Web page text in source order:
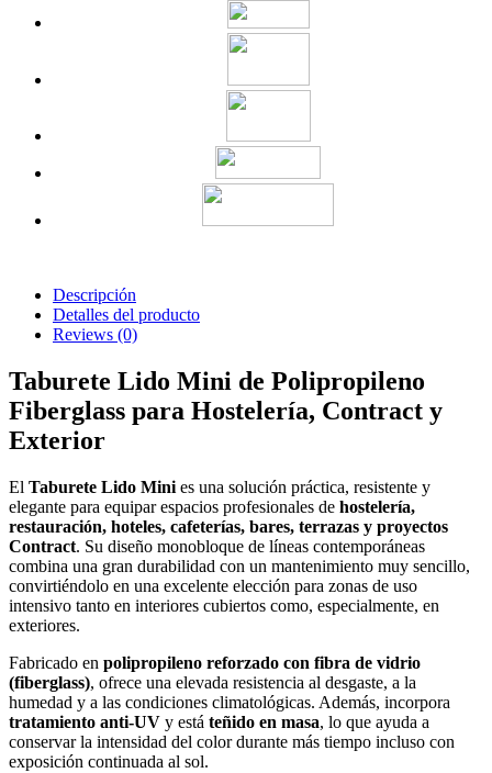
Descripción
Detalles del producto
Reviews (0)
Taburete Lido Mini de Polipropileno
Fiberglass para Hostelería, Contract y
Exterior
El Taburete Lido Mini es una solución práctica, resistente y
elegante para equipar espacios profesionales de hostelería,
restauración, hoteles, cafeterías, bares, terrazas y proyectos
Contract. Su diseño monobloque de líneas contemporáneas
combina una gran durabilidad con un mantenimiento muy sencillo,
convirtiéndolo en una excelente elección para zonas de uso
intensivo tanto en interiores cubiertos como, especialmente, en
exteriores.
Fabricado en polipropileno reforzado con fibra de vidrio
(fiberglass), ofrece una elevada resistencia al desgaste, a la
humedad y a las condiciones climatológicas. Además, incorpora
tratamiento anti-UV y está teñido en masa, lo que ayuda a
conservar la intensidad del color durante más tiempo incluso con
exposición continuada al sol.